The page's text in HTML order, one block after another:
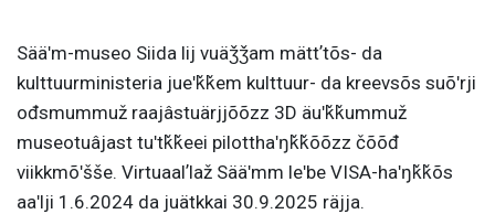
Sääʹm-museo Siida lij vuäǯǯam mättʼtõs- da
kulttuurministeria jueʹǩǩem kulttuur- da kreevsõs suõʹrji
ođsmummuž raajâstuärjjõõzz 3D äuʹǩǩummuž
museotuâjast tuʹtǩǩeei pilotthaʹŋǩǩõõzz čõõđ
viikkmõʹšše. Virtuaalʼlaž Sääʹmm leʹbe VISA-haʹŋǩǩõs
aaʹlji 1.6.2024 da juätkkai 30.9.2025 räjja.